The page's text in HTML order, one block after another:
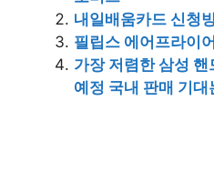
내일배움카드 신청
필립스 에어프라이
가장 저렴한 삼성
예정 국내 판매 기대